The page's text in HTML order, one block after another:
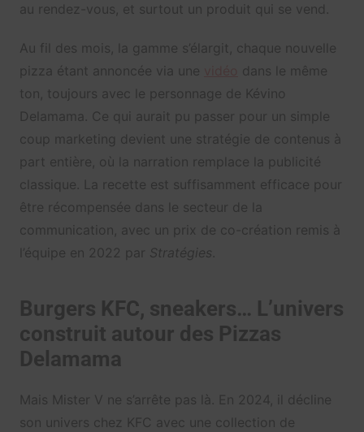
au rendez-vous, et surtout un produit qui se vend.
Au fil des mois, la gamme s’élargit, chaque nouvelle
pizza étant annoncée via une
dans le même
ton, toujours avec le personnage de Kévino
Delamama. Ce qui aurait pu passer pour un simple
coup marketing devient une stratégie de contenus à
part entière, où la narration remplace la publicité
classique. La recette est suffisamment efficace pour
être récompensée dans le secteur de la
communication, avec un prix de co-création remis à
l’équipe en 2022 par Stratégies
Burgers KFC, sneakers… L’univers
construit autour des Pizzas
Delamama
Mais Mister V ne s’arrête pas là. En 2024, il décline
son univers chez KFC avec une collection de